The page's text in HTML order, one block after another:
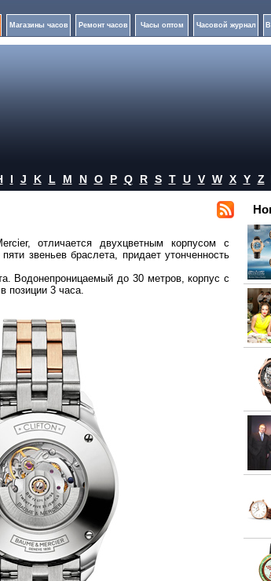
Магазины часов Ремонт часов Часы оптом Часовой журнал
I J K L M N O P Q R S T U V W X Y Z
отличается двухцветным корпусом с
звеньев браслета, придает утонченность
Водонепроницаемый до 30 метров, корпус с
позиции 3 часа.